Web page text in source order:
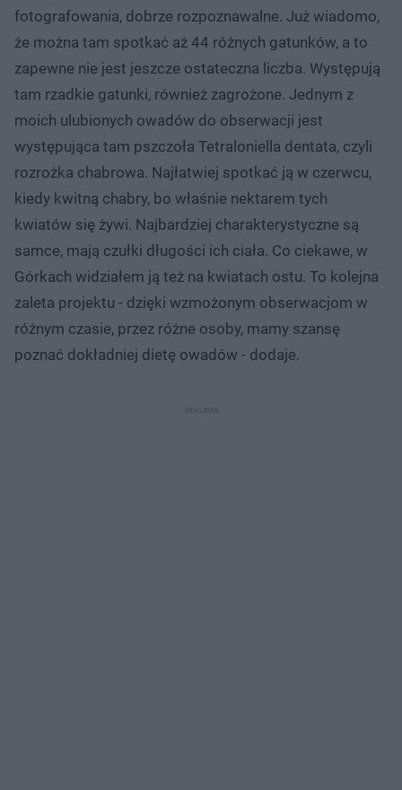
fotografowania, dobrze rozpoznawalne. Już wiadomo,
że można tam spotkać aż 44 różnych gatunków, a to
zapewne nie jest jeszcze ostateczna liczba. Występują
tam rzadkie gatunki, również zagrożone. Jednym z
moich ulubionych owadów do obserwacji jest
występująca tam pszczoła Tetraloniella dentata, czyli
rozrożka chabrowa. Najłatwiej spotkać ją w czerwcu,
kiedy kwitną chabry, bo właśnie nektarem tych
kwiatów się żywi. Najbardziej charakterystyczne są
samce, mają czułki długości ich ciała. Co ciekawe, w
Górkach widziałem ją też na kwiatach ostu. To kolejna
zaleta projektu - dzięki wzmożonym obserwacjom w
różnym czasie, przez różne osoby, mamy szansę
poznać dokładniej dietę owadów - dodaje.